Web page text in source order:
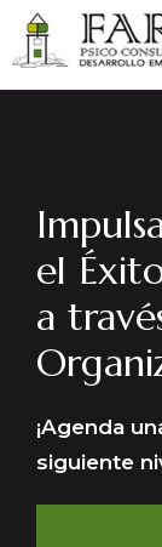
el
a
¡Agenda
siguiente